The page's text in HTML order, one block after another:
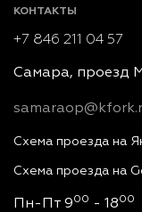
КОНТАКТЫ
+7 846 211 04 57
Самара, проезд
Схема проезда на
Схема проезда на
Пн-Пт 900 - 1800